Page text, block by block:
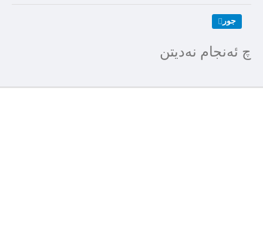
جور
چ ئەنجام نەدیتن